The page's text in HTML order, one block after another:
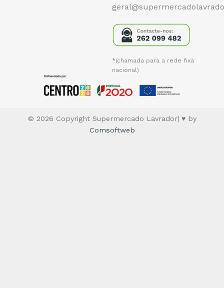
*(chamada para a rede fixa
nacional)
© 2026 Copyright Supermercado Lavrador| ♥ by
Comsoftweb